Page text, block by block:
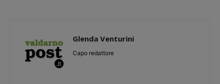
Glenda Venturini
Capo redattore